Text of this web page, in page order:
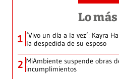
Lo
1 ‘Vivo un día a la vez’: Kayra
la despedida de su esposo
2 MiAmbiente suspende obras
incumplimientos